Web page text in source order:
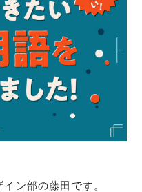
ン部の藤田です。